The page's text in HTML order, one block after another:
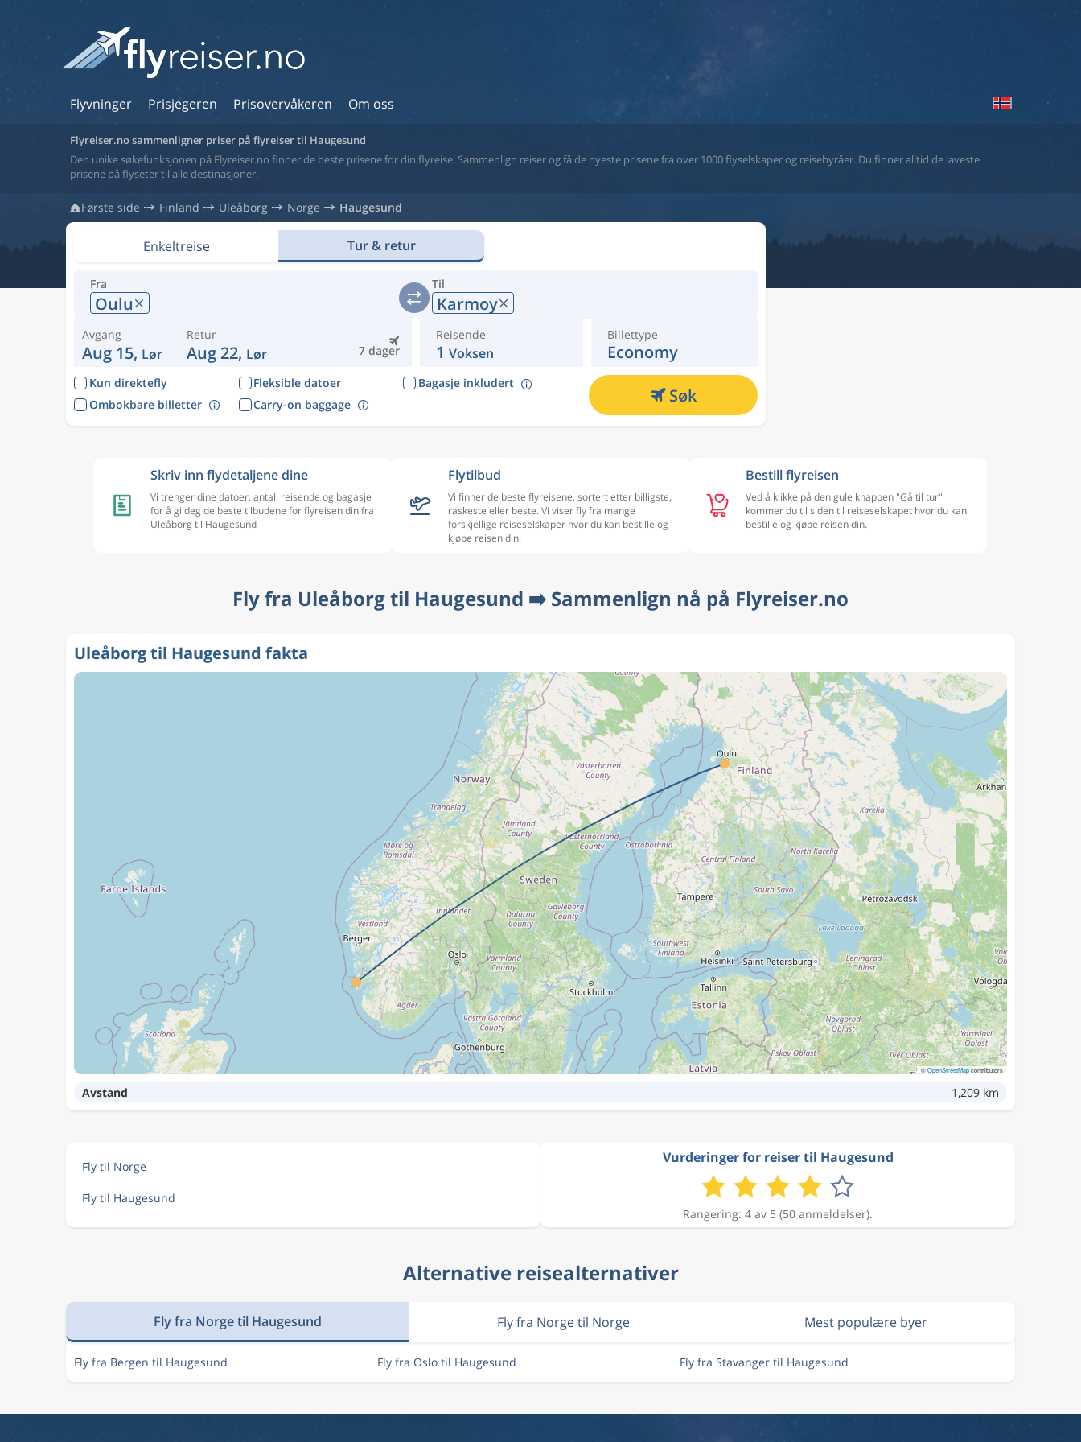
Flyvninger Prisjegeren Prisovervåkeren Om oss
Flyreiser.no sammenligner priser på flyreiser til Haugesund
Den unike søkefunksjonen på Flyreiser.no finner de beste prisene for din flyreise. Sammenlign reiser og få de nyeste prisene fra over 1000 flyselskaper og reisebyråer. Du finner alltid de laveste
prisene på flyseter til alle destinasjoner.
Første side Finland Uleåborg Norge Haugesund
Enkeltreise Tur & retur
Fra
Oulu
Til
Karmoy
Avgang
Aug 15, Lør 7 dager
Retur
Aug 22, Lør
Reisende
1 Voksen
Billettype
Economy
Kun direktefly Fleksible datoer
Bagasje inkludert
Ombokbare billetter
Carry-on baggage Søk
Skriv inn flydetaljene dine
Vi trenger dine datoer, antall reisende og bagasje
for å gi deg de beste tilbudene for flyreisen din fra
Uleåborg til Haugesund
Flytilbud
Vi finner de beste flyreisene, sortert etter billigste,
raskeste eller beste. Vi viser fly fra mange
forskjellige reiseselskaper hvor du kan bestille og
kjøpe reisen din.
Bestill flyreisen
Ved å klikke på den gule knappen "Gå til tur"
kommer du til siden til reiseselskapet hvor du kan
bestille og kjøpe reisen din.
Fly fra Uleåborg til Haugesund ➡️ Sammenlign nå på Flyreiser.no
Uleåborg til Haugesund fakta
©OpenStreetMapcontributors
Avstand 1,209 km
Fly til Norge
Fly til Haugesund
Vurderinger for reiser til Haugesund
Rangering: 4 av 5 (50 anmeldelser).
Alternative reisealternativer
Fly fra Norge til Haugesund Fly fra Norge til Norge Mest populære byer
Fly fra Bergen til Haugesund Fly fra Oslo til Haugesund Fly fra Stavanger til Haugesund